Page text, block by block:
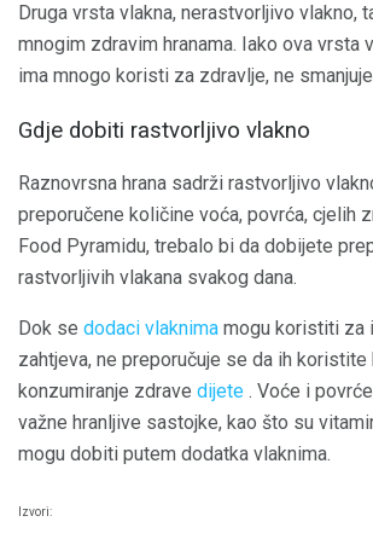
Druga vrsta vlakna, nerastvorljivo vlakno,
mnogim zdravim hranama. Iako ova vrsta
ima mnogo koristi za zdravlje, ne
Gdje dobiti rastvorljivo vlakno
Raznovrsna hrana sadrži rastvorljivo
preporučene količine voća, povrća, cjelih
Food Pyramidu, trebalo bi da dobijete
rastvorljivih vlakana svakog dana.
Dok se dodaci vlaknima mogu koristiti za
zahtjeva, ne preporučuje se da ih koristite
konzumiranje zdrave dijete . Voće i
važne hranljive sastojke, kao što su
mogu dobiti putem dodatka vlaknima.
Izvori: